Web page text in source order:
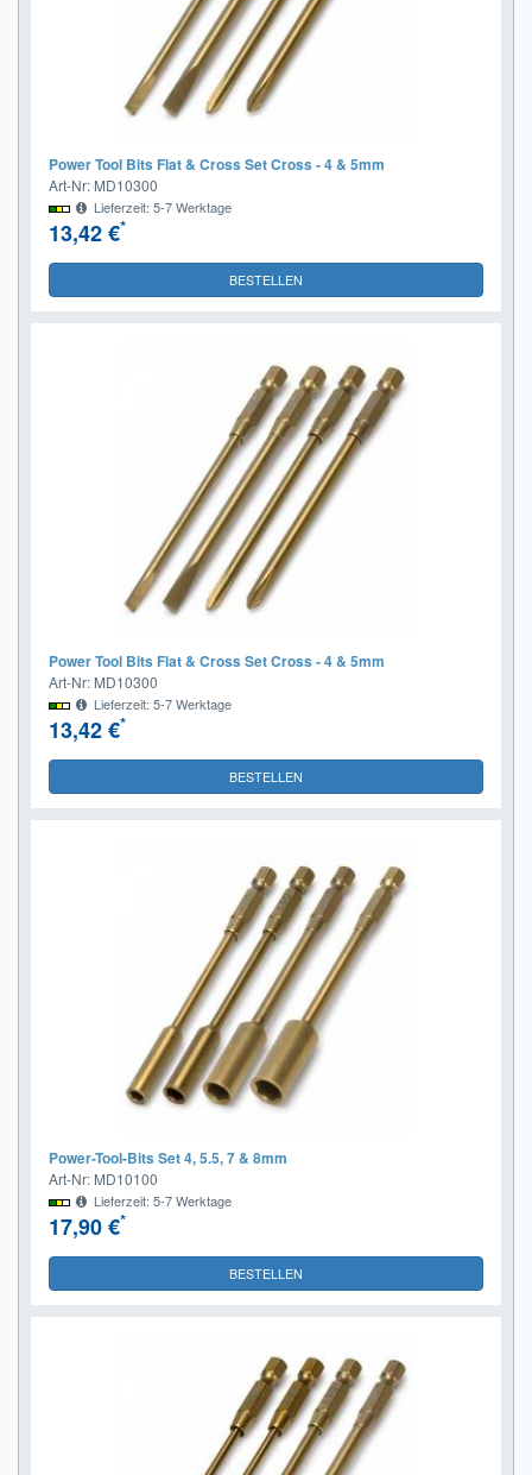
Power Tool Bits Flat & Cross Set Cross - 4 & 5mm
Art-Nr: MD10300
Lieferzeit: 5-7 Werktage
13,42 €*
BESTELLEN
Power Tool Bits Flat & Cross Set Cross - 4 & 5mm
Art-Nr: MD10300
Lieferzeit: 5-7 Werktage
13,42 €*
BESTELLEN
Power-Tool-Bits Set 4, 5.5, 7 & 8mm
Art-Nr: MD10100
Lieferzeit: 5-7 Werktage
17,90 €*
BESTELLEN